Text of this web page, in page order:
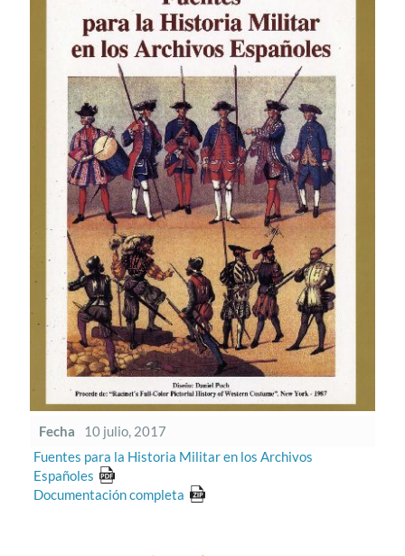
Fecha
10 julio, 2017
Fuentes para la Historia Militar en los Archivos
Españoles
Documentación completa